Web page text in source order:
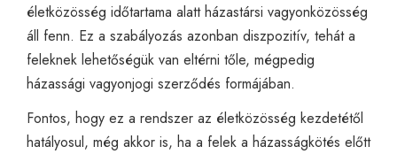
életközösség időtartama alatt házastársi vagyonközösség
áll fenn. Ez a szabályozás azonban diszpozitív, tehát a
feleknek lehetőségük van eltérni tőle, mégpedig
házassági vagyonjogi szerződés formájában.
Fontos, hogy ez a rendszer az életközösség kezdetétől
hatályosul, még akkor is, ha a felek a házasságkötés előtt